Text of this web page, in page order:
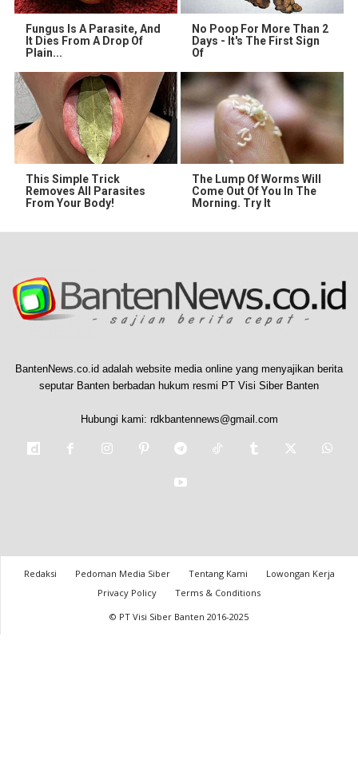
Fungus Is A Parasite, And
It Dies From A Drop Of
Plain...
No Poop For More Than 2
Days - It's The First Sign
Of
This Simple Trick
Removes All Parasites
From Your Body!
The Lump Of Worms Will
Come Out Of You In The
Morning. Try It
BantenNews.co.id adalah website media online yang menyajikan berita
seputar Banten berbadan hukum resmi PT Visi Siber Banten
Hubungi kami: rdkbantennews@gmail.com
Redaksi Pedoman Media Siber Tentang Kami
Lowongan Kerja
Privacy Policy
Terms & Conditions
© PT Visi Siber Banten 2016-2025